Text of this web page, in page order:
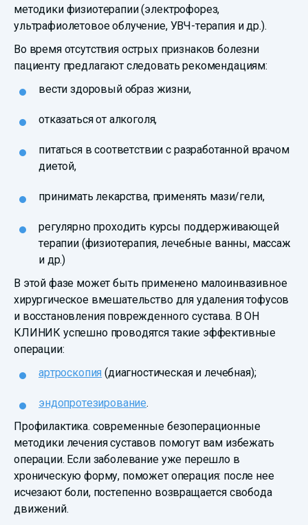
методики физиотерапии (электрофорез,
ультрафиолетовое облучение, УВЧ-терапия и др.).
Во время отсутствия острых признаков болезни
пациенту предлагают следовать рекомендациям:
вести здоровый образ жизни,
отказаться от алкоголя,
питаться в соответствии с разработанной врачом
диетой,
принимать лекарства, применять мази/гели,
регулярно проходить курсы поддерживающей
терапии (физиотерапия, лечебные ванны, массаж
и др.)
В этой фазе может быть применено малоинвазивное
хирургическое вмешательство для удаления тофусов
и восстановления поврежденного сустава. В ОН
КЛИНИК успешно проводятся такие эффективные
операции:
артроскопия (диагностическая и лечебная);
эндопротезирование.
Профилактика. современные безоперационные
методики лечения суставов помогут вам избежать
операции. Если заболевание уже перешло в
хроническую форму, поможет операция: после нее
исчезают боли, постепенно возвращается свобода
движений.